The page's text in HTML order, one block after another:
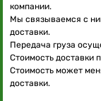
компании.
Мы связываемся с
доставки.
Передача груза
Стоимость доставки
Стоимость может
доставки.